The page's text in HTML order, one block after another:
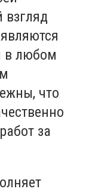
взгляд
в любом
что
за